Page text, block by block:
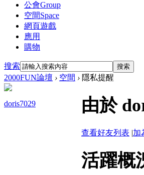
公會Group
空間Space
網頁遊戲
應用
購物
搜索 搜索
2000FUN論壇 › 空間 › 隱私提醒
doris7029 由於
查看好友列表 |加
活躍概